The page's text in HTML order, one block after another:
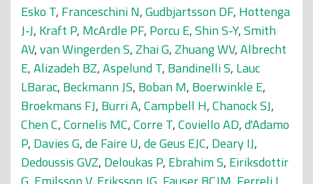
Esko T, Franceschini N,Gudbjartsson DF, Hottenga
J-J, Kraft P, McArdle PF, Porcu E,Shin S-Y,Smith
AV,van Wingerden S,Zhai G,Zhuang WV,Albrecht
E,Alizadeh BZ,Aspelund T, Bandinelli S, Lauc
LBarac, Beckmann JS, Boban M, Boerwinkle E,
Broekmans FJ, Burri A,Campbell H,Chanock SJ,
Chen C,Cornelis MC,Corre T,Coviello AD,d'Adamo
P, Davies G,de Faire U,de Geus EJC, Deary IJ,
Dedoussis GVZ, Deloukas P, Ebrahim S, Eiriksdottir